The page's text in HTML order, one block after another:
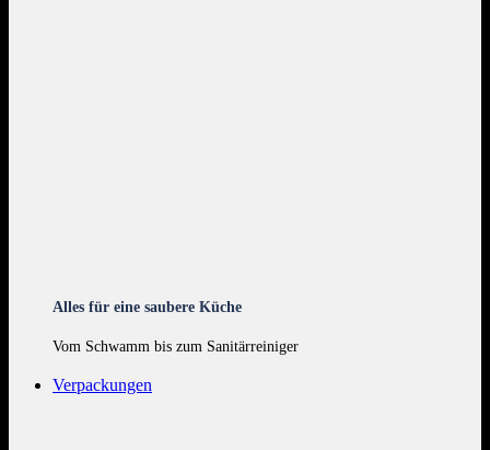
Alles für eine saubere Küche
Vom Schwamm bis zum Sanitärreiniger
Verpackungen